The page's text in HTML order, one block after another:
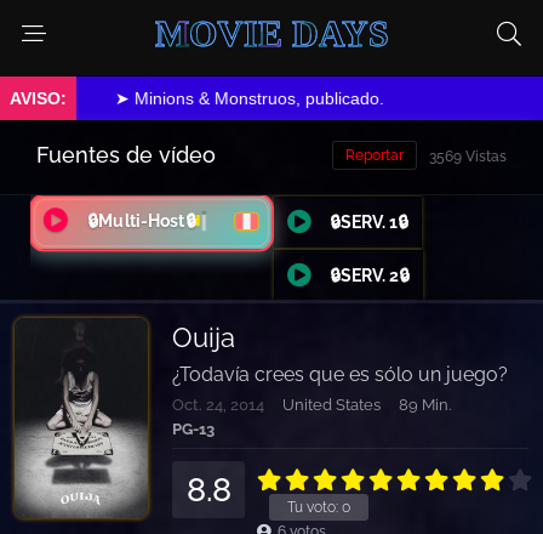
MOVIE DAYS
➤ Minions & Monstruos, publicado.
Fuentes de vídeo 3569 Vistas
Reportar
🔒Multi-Host🔒 🔒SERV. 1🔒
🔒SERV. 2🔒
Ouija
¿Todavía crees que es sólo un juego?
Oct. 24, 2014 United States
89 Min.
PG-13
Tu voto: 0
8.8